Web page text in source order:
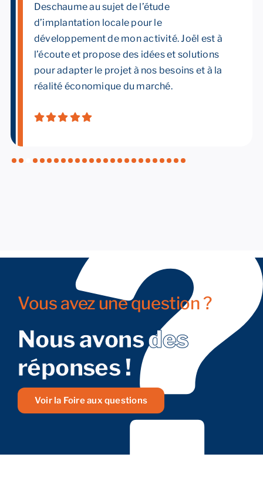
Deschaume au sujet de l’étude
d’implantation locale pour le
développement de mon activité. Joël est à
l’écoute et propose des idées et solutions
pour adapter le projet à nos besoins et à la
réalité économique du marché.
Vous avez une question ?
Nous avons des
réponses !
Voir la Foire aux questions